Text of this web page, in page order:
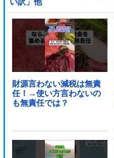
い訳」他
財源言わない減税は無責
任！→使い方言わないの
も無責任では？